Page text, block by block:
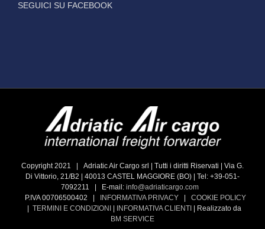
SEGUICI SU FACEBOOK
Copyright 2021 | Adriatic Air Cargo srl | Tutti i diritti Riservati | Via G.
Di Vittorio, 21/B2 | 40013 CASTEL MAGGIORE (BO) | Tel: +39-051-
7092211 | E-mail: info@adriaticargo.com
P.IVA 00706500402 |
INFORMATIVA PRIVACY| COOKIE POLICY
TERMINI E CONDIZIONI INFORMATIVA CLIENTI
| Realizzato da
BM SERVICE